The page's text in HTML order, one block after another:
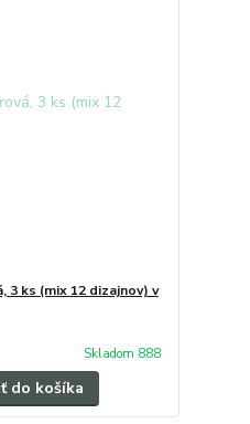
3 ks (mix 12 dizajnov) v
Skladom 888
do košíka